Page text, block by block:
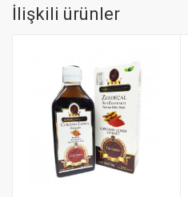
İlişkili ürünler